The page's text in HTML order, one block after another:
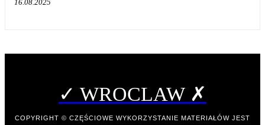
16.08.2025
✓ WROCLAW ✗
COPYRIGHT © CZĘŚCIOWE WYKORZYSTANIE MATERIAŁÓW JEST